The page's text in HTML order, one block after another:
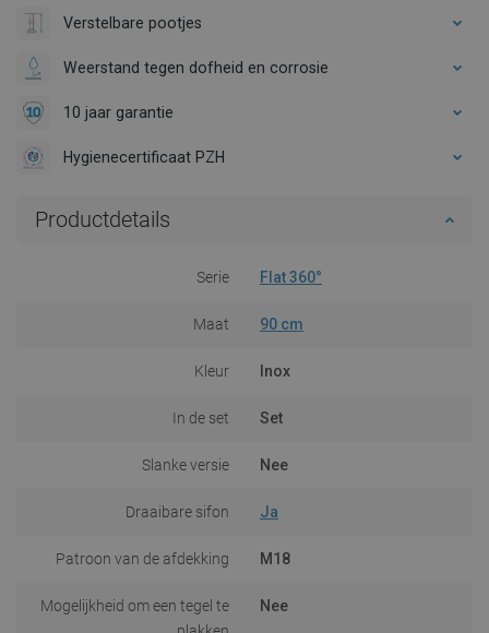
Verstelbare pootjes
Weerstand tegen dofheid en corrosie
10 jaar garantie
Hygienecertificaat PZH
Productdetails
Serie Flat 360°
Maat 90 cm
Kleur Inox
In de set Set
Slanke versie Nee
Draaibare sifon Ja
Patroon van de afdekking M18
Mogelijkheid om een tegel te
Nee